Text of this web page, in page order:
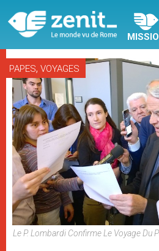
PAPES, VOYAGES
Le P. Lombardi Confirme Le Voyage Du